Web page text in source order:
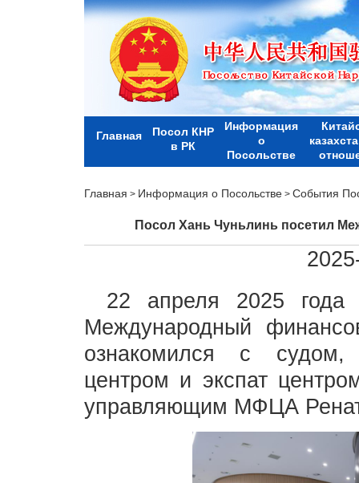
Главная
Посол КНР
в РК
Информация
о
Посольстве
Главная > Информация о Посольстве> События
Посол Хань Чуньлинь посетил
22 апреля 2025 года
Международный
ознакомился с судом,
центром и экспат
управляющим МФЦА